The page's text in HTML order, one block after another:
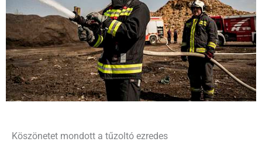
Köszönetet mondott a tűzoltó ezredes